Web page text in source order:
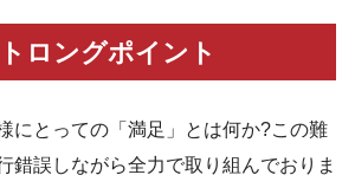
ロングポイント
にとっての「満足」とは何か?この難
錯誤しながら全力で取り組んでおりま